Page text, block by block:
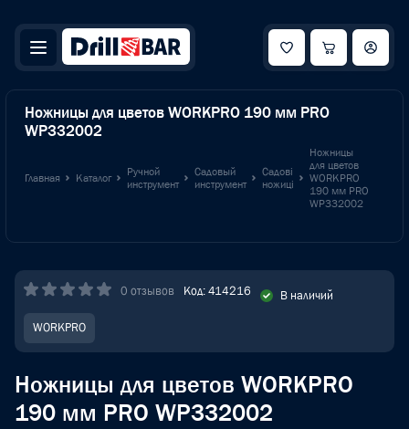
Ножницы для цветов WORKPRO 190 мм PRO
WP332002
Главная Каталог
Ручной
инструмент
Садовый
инструмент
Садові
ножиці
Ножницы
для цветов
WORKPRO
190 мм PRO
WP332002
0 отзывов Код: 414216 В наличий
WORKPRO
Ножницы для цветов WORKPRO
190 мм PRO WP332002